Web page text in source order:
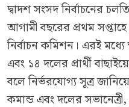
দ্বাদশ সংসদ নির্বাচনের
আগামী বছরের প্রথম
নির্বাচন কমিশন। এরই
এবং ১৪ দলের প্রার্থী
বলে নির্ভরযোগ্য সূত্র
কমান্ড এবং দলের সভানেত্রী,